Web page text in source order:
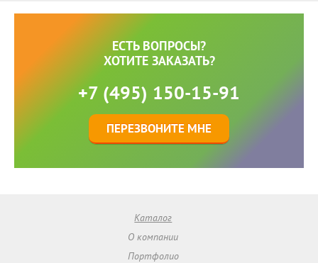
ЕСТЬ ВОПРОСЫ?
ХОТИТЕ ЗАКАЗАТЬ?
+7 (495) 150-15-91
ПЕРЕЗВОНИТЕ МНЕ
Каталог
О компании
Портфолио